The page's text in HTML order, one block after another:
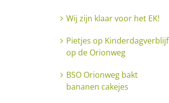
Wij zijn klaar voor het EK!
Pietjes op Kinderdagverblijf
op de Orionweg
BSO Orionweg bakt
bananen cakejes